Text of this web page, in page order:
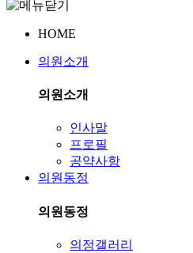
HOME
의원소개
의원소개
인사말
프로필
공약사항
의원동정
의원동정
의정갤러리